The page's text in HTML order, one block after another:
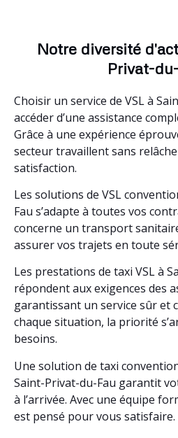
Notre diversité
Privat-
Choisir un service de VSL à
accéder d’une assistance
Grâce à une expérience
secteur travaillent sans
satisfaction.
Les solutions de VSL
Fau s’adapte à toutes vos
concerne un transport
assurer vos trajets en toute
Les prestations de taxi VSL à
répondent aux exigences des
garantissant un service sûr et
chaque situation, la priorité
besoins.
Une solution de taxi
Saint-Privat-du-Fau garantit
à l’arrivée. Avec une équipe
est pensé pour vous satisfaire.